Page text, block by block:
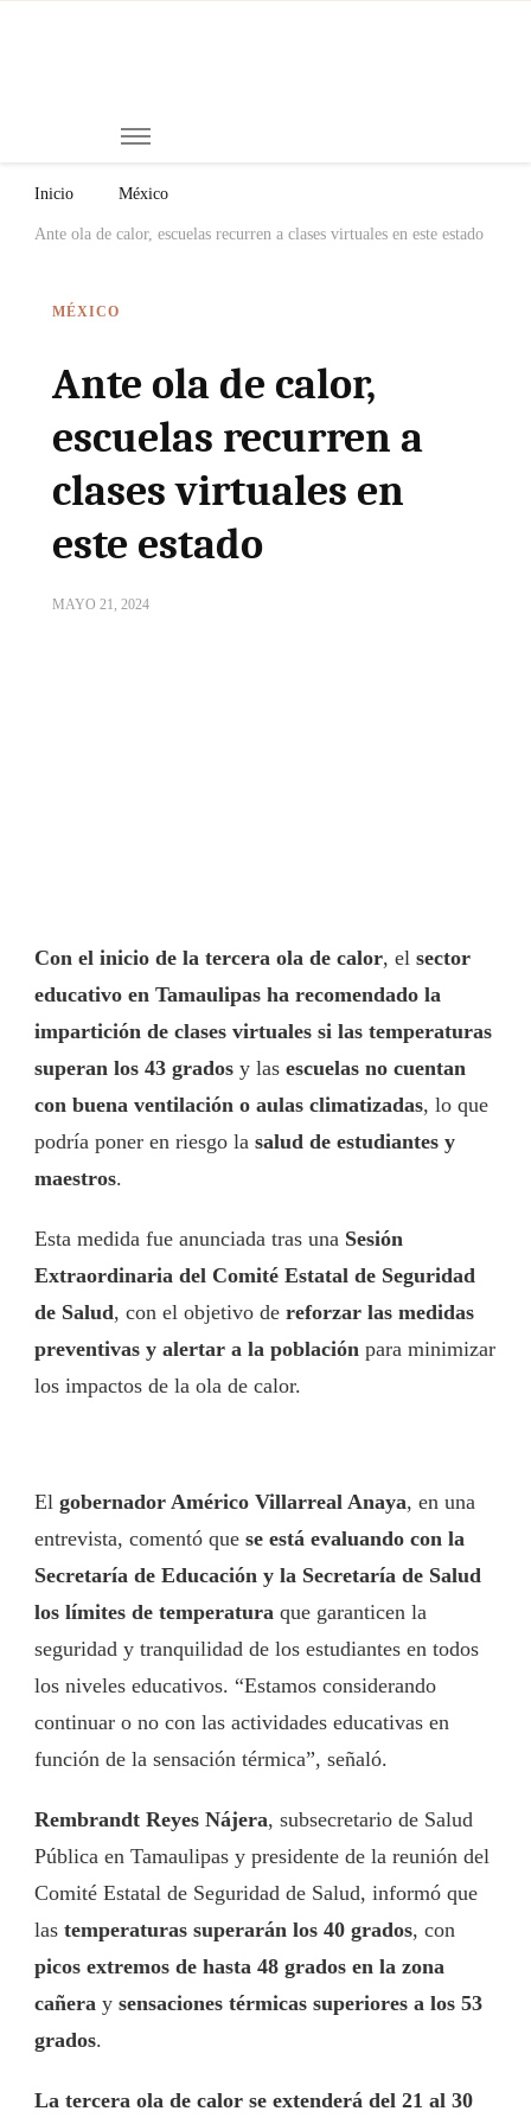
Inicio México
Ante ola de calor, escuelas recurren a clases virtuales en este estado
MÉXICO
Ante ola de calor,
escuelas recurren a
clases virtuales en
este estado
MAYO 21, 2024
Con el inicio de la tercera ola de calor, el sector
educativo en Tamaulipas ha recomendado la
impartición de clases virtuales si las temperaturas
superan los 43 grados y las escuelas no cuentan
con buena ventilación o aulas climatizadas, lo que
podría poner en riesgo la salud de estudiantes y
maestros.
Esta medida fue anunciada tras una Sesión
Extraordinaria del Comité Estatal de Seguridad
de Salud, con el objetivo de reforzar las medidas
preventivas y alertar a la población para minimizar
los impactos de la ola de calor.
El gobernador Américo Villarreal Anaya, en una
entrevista, comentó que se está evaluando con la
Secretaría de Educación y la Secretaría de Salud
los límites de temperatura que garanticen la
seguridad y tranquilidad de los estudiantes en todos
los niveles educativos. “Estamos considerando
continuar o no con las actividades educativas en
función de la sensación térmica”, señaló.
Rembrandt Reyes Nájera, subsecretario de Salud
Pública en Tamaulipas y presidente de la reunión del
Comité Estatal de Seguridad de Salud, informó que
las temperaturas superarán los 40 grados, con
picos extremos de hasta 48 grados en la zona
cañera y sensaciones térmicas superiores a los 53
grados.
La tercera ola de calor se extenderá del 21 al 30